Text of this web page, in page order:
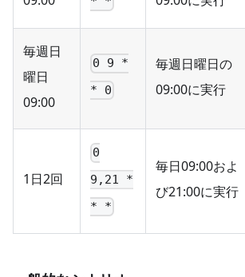
毎週日
曜日
09:00
0 9 *
* 0
毎週日曜日の
09:00に実行
1日2回
0
9,21 *
* *
毎日09:00およ
び21:00に実行